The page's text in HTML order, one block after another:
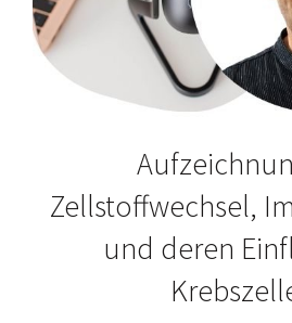
Zellstoffwechsel,
und deren